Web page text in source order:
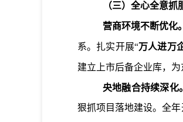
（三）全心全意
营商环境不断优化
系。 扎实开展“万人进万
建立上市后备企业库，
央地融合持续深化
狠抓项目落地建设。全年